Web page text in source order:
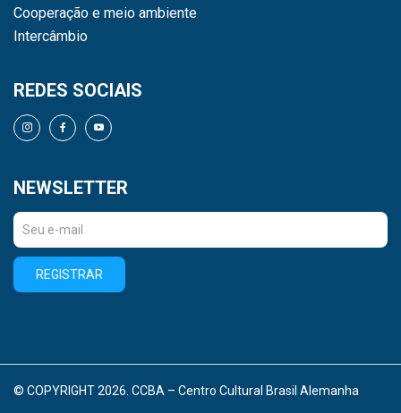
Cooperação e meio ambiente
Intercâmbio
REDES SOCIAIS
NEWSLETTER
REGISTRAR
© COPYRIGHT 2026. CCBA – Centro Cultural Brasil Alemanha